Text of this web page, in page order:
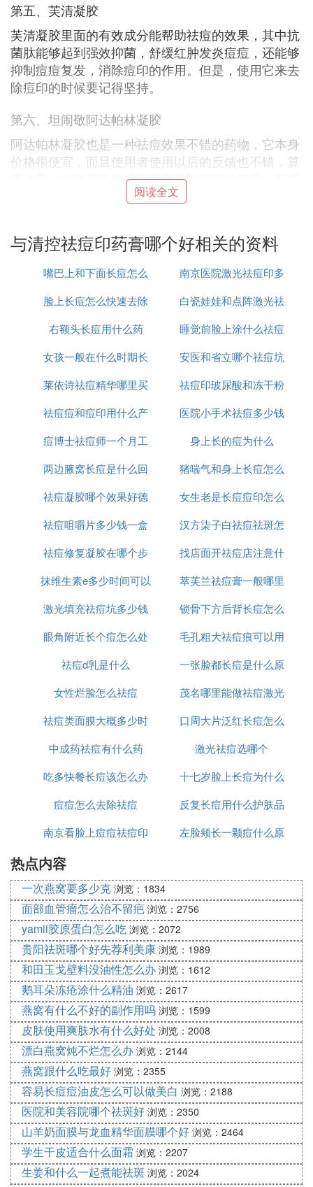
第五、芙清凝胶
芙清凝胶里面的有效成分能帮助祛痘的效果，其中抗
菌肽能够起到强效抑菌，舒缓红肿发炎痘痘，还能够
抑制痘痘复发，消除痘印的作用。但是，使用它来去
除痘印的时候要记得坚持。
第六、坦闹敬阿达帕林凝胶
阿达帕林凝胶也是一种祛痘效果不错的药物，它本身
价格很便宜，而且使用者使用以后的反馈也不错，算
得上是一种物美价廉的祛痘和去除痘印的产品，有需
要祛痘的人群也可以试试看这种产品效果到底如何。
他扎罗丁倍他米松乳膏可以让使用者使用以后存在的
定，除了能够消除痘痘以外，也有很不错的消除痘印
效果，所以，有这两个需求的人群都可以使用这种乳
第八、喜辽妥
喜辽妥主要针对的是红痘印问题，它在调节红痘印异
常问题上效果很不错，但是，使用喜辽妥来去除红痘
果会，这种情况下建议选择其他的产品来满足自己的
去除痘印需求。
善痘印的效果，要是面部痘痘解决以后还有痘印存
在，这让慎种情况下可以继续使用它来帮助自己除去
痘印，但是，使用的时候记得要了解清楚什么时候使
用效果才比较好。
第十、甲硝唑凝胶
甲硝唑凝胶里面的成分在帮助改善痘痘问题上效果很
不错，但是，想要去除痘印的话，那么，在痘痘问题
解决以后还需要继续使用它，这样才能够确保在使用
‘贰’ 祛痘印用什么药膏最见效
痘印要看是哪种类型,如果是炎症消退的过程中出现
的红色痘印,比较常用的是一些修复类的药膏,又红又
己“想法”的痘痘，总会刁钻地长在眉心、鼻头......
即使你用了厚重的遮瑕，颜色是盖住了，但有痘痘的
‘叁’ 祛痘痘印最好的药膏
去痘印儿可以选用氢醌软膏、维A酸乳膏、熊果苷，
以及左旋vc等药物外用，应用时要注意各种药物的适
应症，局部皮肤可有一定的刺激反应，主要为红斑、
瘙痒烧灼感和鳞屑等。
‘肆’ 去痘印最有效的药膏
1
美宝疤痕软膏
美宝疤痕软膏的主要成分是芝麻油、蜂蜡、仙人掌
汁，具有抑制痘疤增生，增强皮肤油脂保护层，提高
皮肤保湿和防御能力，促进皮肤新陈代谢，增强皮肤
柔软度和柔韧性的作用。
使用方法：在新的痘印产生后不久，每晚睡前洁面护
肤后，轻轻按摩至皮肤微微发热,涂抹少量软膏于痘
印处即可。
由于美宝软膏的主要成分是芝麻油，所以使用纯麻油
阅读全文
与清控祛痘印药膏哪个好相关的资料
嘴巴上和下面长痘怎么
治
南京医院激光祛痘印多
少钱
脸上长痘怎么快速去除
白瓷娃娃和点阵激光祛
痘印哪个好
右额头长痘用什么药
睡觉前脸上涂什么祛痘
印
女孩一般在什么时期长
痘
安医和省立哪个祛痘坑
痘印好
莱依诗祛痘精华哪里买
祛痘印玻尿酸和冻干粉
哪个好
祛痘痘和痘印用什么产
品
医院小手术祛痘多少钱
一次
痘博士祛痘师一个月工
资多少
身上长的痘为什么
两边腋窝长痘是什么回
事
猪喘气和身上长痘怎么
治疗
祛痘凝胶哪个效果好德
国
女生老是长痘痘印怎么
办
祛痘咀嚼片多少钱一盒
汉方柒子白祛痘祛斑怎
么样
祛痘修复凝胶在哪个步
骤使用
找店面开祛痘店注意什
么
抹维生素e多少时间可以
祛痘坑
萃芙兰祛痘膏一般哪里
有卖
激光填充祛痘坑多少钱
锁骨下方后背长痘怎么
消除
眼角附近长个痘怎么处
理
毛孔粗大祛痘痕可以用
什么
祛痘d乳是什么
一张脸都长痘是什么原
因
女性烂脸怎么祛痘
茂名哪里能做祛痘激光
祛痘类面膜大概多少时
间用一次
口周大片泛红长痘怎么
办
中成药祛痘有什么药
激光祛痘选哪个
吃多快餐长痘该怎么办
十七岁脸上长痘为什么
痘痘怎么去除祛痘
反复长痘用什么护肤品
祛痘
南京看脸上痘痘祛痘印
左脸颊长一颗痘什么原
热点内容
一次燕窝要多少克 浏览：1834
面部血管瘤怎么治不留疤 浏览：2756
yamii胶原蛋白怎么吃 浏览：2072
贵阳祛斑哪个好先荐利美康 浏览：1989
和田玉戈壁料没油性怎么办 浏览：1612
鹅耳朵冻疮涂什么精油 浏览：2617
燕窝有什么不好的副作用吗 浏览：1599
皮肤使用爽肤水有什么好处 浏览：2008
漂白燕窝炖不烂怎么办 浏览：2144
燕窝跟什么吃最好 浏览：2355
容易长痘痘油皮怎么可以做美白 浏览：2188
医院和美容院哪个祛斑好 浏览：2350
山羊奶面膜与龙血精华面膜哪个好 浏览：2464
学生干皮适合什么面霜 浏览：2207
生姜和什么一起煮能祛斑 浏览：2024